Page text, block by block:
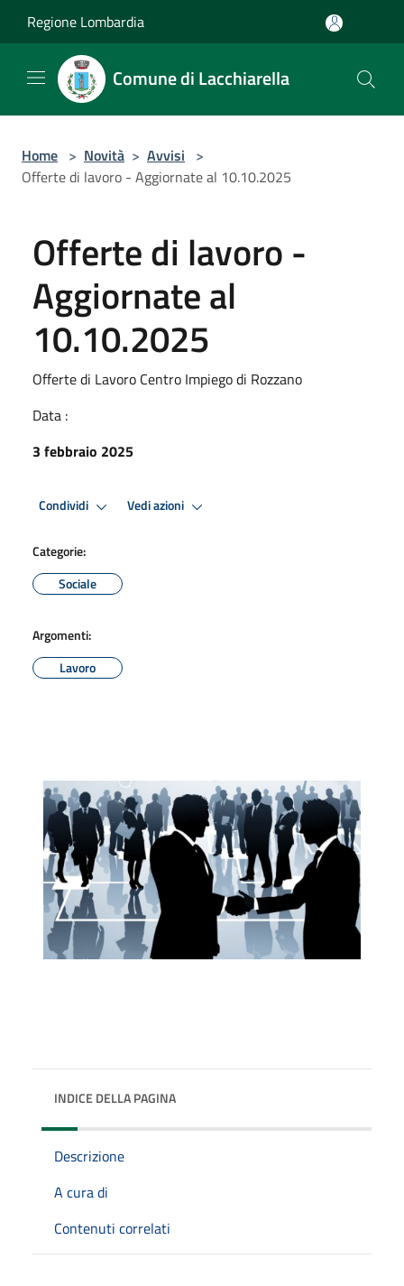
Regione Lombardia
Comune di Lacchiarella
Home > Novità > Avvisi >
Offerte di lavoro - Aggiornate al 10.10.2025
Offerte di lavoro -
Aggiornate al
10.10.2025
Offerte di Lavoro Centro Impiego di Rozzano
Data :
3 febbraio 2025
Condividi Vedi azioni
Categorie:
Sociale
Argomenti:
Lavoro
INDICE DELLA PAGINA
Descrizione
A cura di
Contenuti correlati